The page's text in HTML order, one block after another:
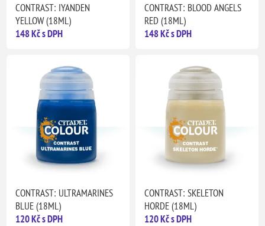
CONTRAST: IYANDEN
YELLOW (18ML)
148 Kč s DPH
CONTRAST: BLOOD ANGELS
RED (18ML)
148 Kč s DPH
CONTRAST: ULTRAMARINES
BLUE (18ML)
120 Kč s DPH
CONTRAST: SKELETON
HORDE (18ML)
120 Kč s DPH